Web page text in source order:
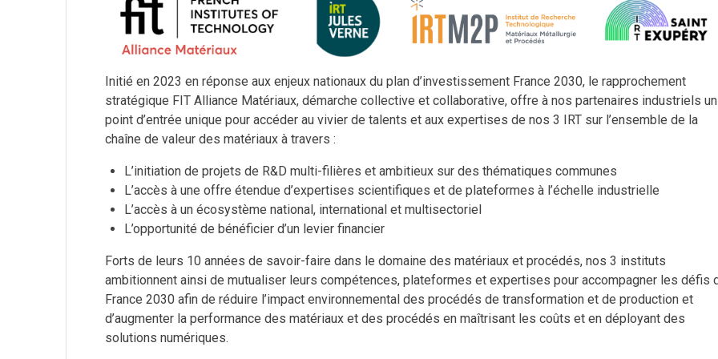
Initié en 2023 en réponse aux enjeux nationaux du plan d’investissement France 2030, le rapprochement
stratégique FIT Alliance Matériaux, démarche collective et collaborative, offre à nos partenaires industriels un
point d’entrée unique pour accéder au vivier de talents et aux expertises de nos 3 IRT sur l’ensemble de la
chaîne de valeur des matériaux à travers :
L’initiation de projets de R&D multi-filières et ambitieux sur des thématiques communes
L’accès à une offre étendue d’expertises scientifiques et de plateformes à l’échelle industrielle
L’accès à un écosystème national, international et multisectoriel
L’opportunité de bénéficier d’un levier financier
Forts de leurs 10 années de savoir-faire dans le domaine des matériaux et procédés, nos 3 instituts
ambitionnent ainsi de mutualiser leurs compétences, plateformes et expertises pour accompagner les défis
France 2030 afin de réduire l’impact environnemental des procédés de transformation et de production et
d’augmenter la performance des matériaux et des procédés en maîtrisant les coûts et en déployant des
solutions numériques.